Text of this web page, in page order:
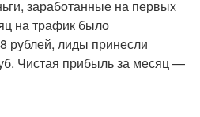
заработанные на первых
на трафик было
рублей, лиды принесли
Чистая прибыль за месяц —